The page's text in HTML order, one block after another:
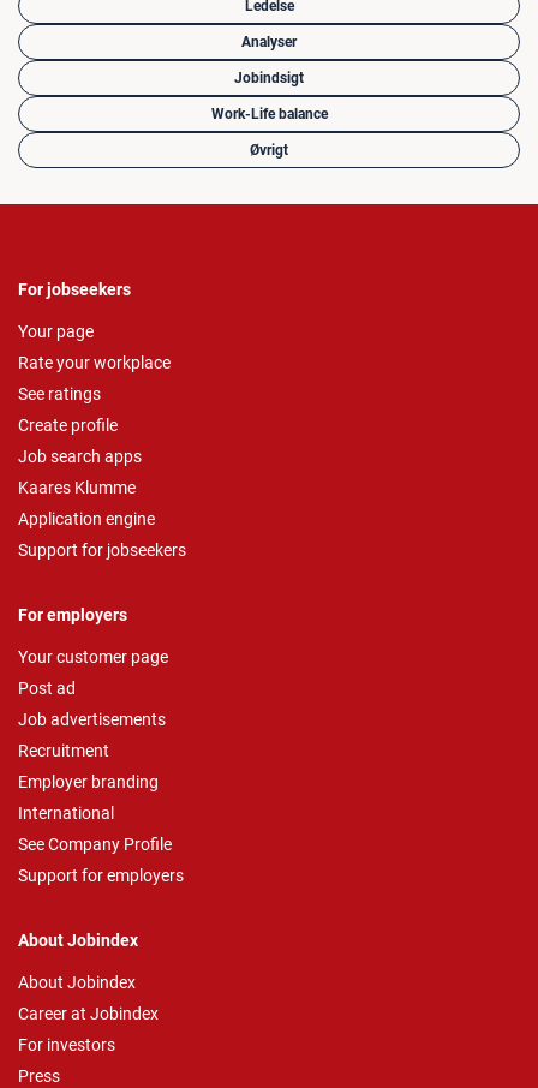
Ledelse
Analyser
Jobindsigt
Work-Life balance
Øvrigt
For jobseekers
Your page
Rate your workplace
See ratings
Create profile
Job search apps
Kaares Klumme
Application engine
Support for jobseekers
For employers
Your customer page
Post ad
Job advertisements
Recruitment
Employer branding
International
See Company Profile
Support for employers
About Jobindex
About Jobindex
Career at Jobindex
For investors
Press